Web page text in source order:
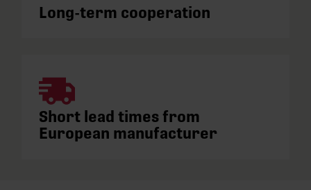
Long-term cooperation
Short lead times from
European manufacturer